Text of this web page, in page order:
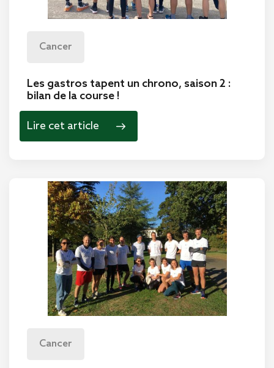
Cancer
Les gastros tapent un chrono, saison 2 :
bilan de la course !
Lire cet article
Cancer